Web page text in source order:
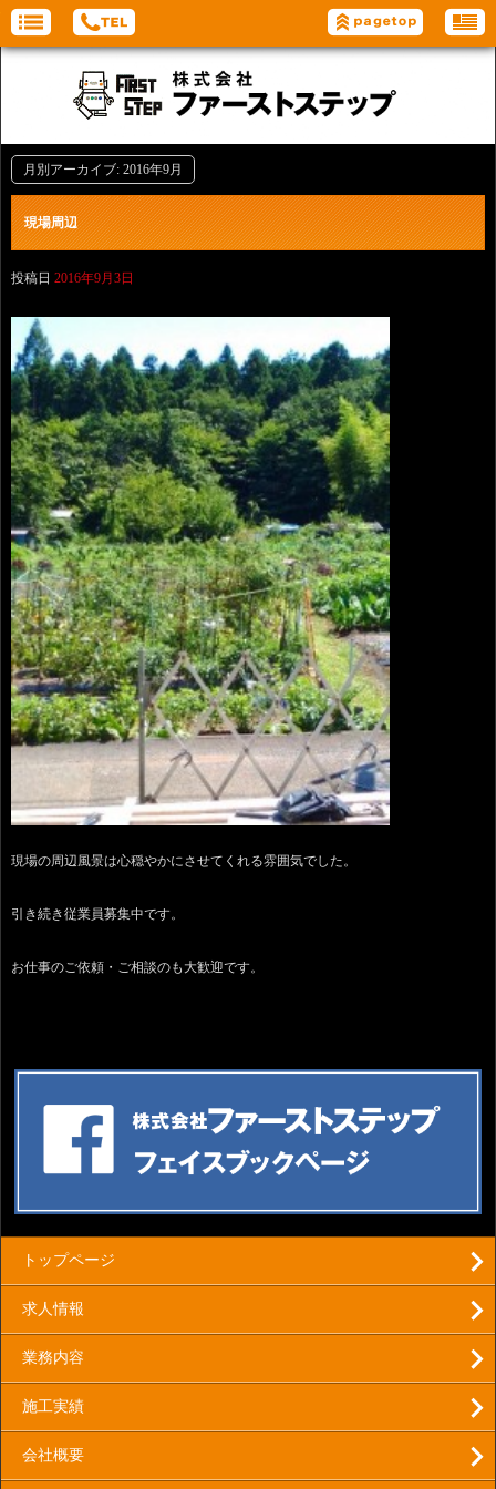
月別アーカイブ: 2016年9月
現場周辺
投稿日 2016年9月3日
現場の周辺風景は心穏やかにさせてくれる雰囲気でした。
引き続き従業員募集中です。
お仕事のご依頼・ご相談のも大歓迎です。
トップページ
求人情報
業務内容
施工実績
会社概要